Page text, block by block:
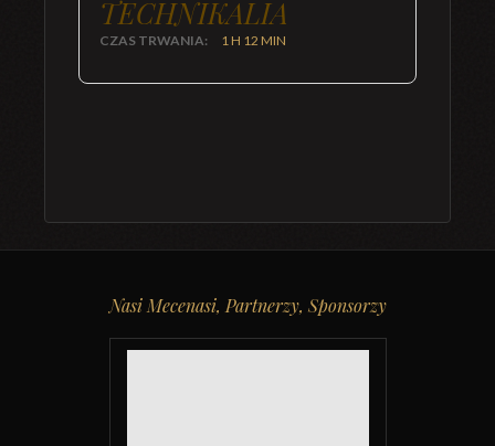
TECHNIKALIA
CZAS TRWANIA: 1 H 12 MIN
Nasi Mecenasi, Partnerzy, Sponsorzy